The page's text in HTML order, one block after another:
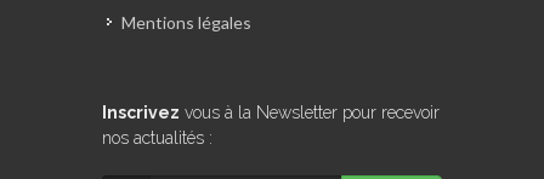
Mentions légales
Inscrivez vous à la Newsletter pour recevoir
nos actualités :